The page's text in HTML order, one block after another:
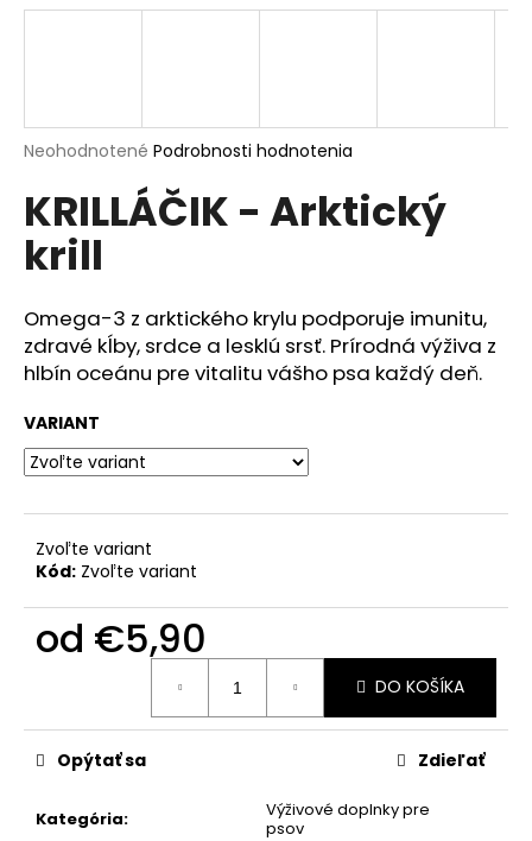
Priemerné
produktu
je
0,0
hviezdičiek.
Neohodnotené Podrobnosti hodnotenia
KRILLÁČIK - Arktický
krill
Omega-3 z arktického krylu podporuje imunitu,
zdravé kĺby, srdce a lesklú srsť. Prírodná výživa z
hlbín oceánu pre vitalitu vášho psa každý deň.
VARIANT
Zvoľte variant
Kód: Zvoľte variant
od €5,90
DO KOŠÍKA
Kategória:
Výživové doplnky pre
psov
Opýtať sa Zdieľať
ť
?
O
p
o
r
ú
č
a
m
e